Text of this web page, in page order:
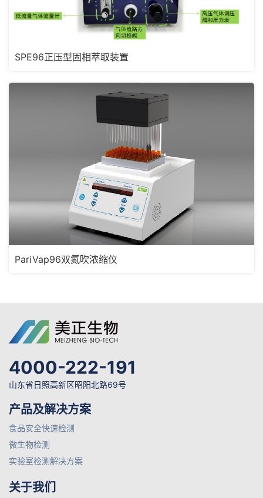
SPE96正压型固相萃取装置
PariVap96双氮吹浓缩仪
4000-222-191
山东省日照高新区昭阳北路69号
产品及解决方案
食品安全快速检测
微生物检测
实验室检测解决方案
关于我们